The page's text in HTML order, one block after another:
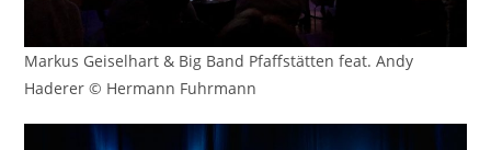
Markus Geiselhart & Big Band Pfaffstätten feat. Andy
Haderer © Hermann Fuhrmann